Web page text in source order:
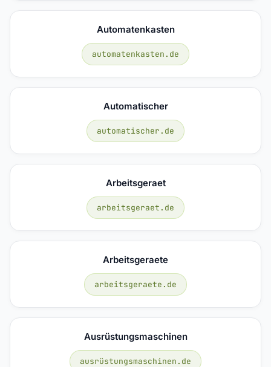
Automatenkasten
automatenkasten.de
Automatischer
automatischer.de
Arbeitsgeraet
arbeitsgeraet.de
Arbeitsgeraete
arbeitsgeraete.de
Ausrüstungsmaschinen
ausrüstungsmaschinen.de